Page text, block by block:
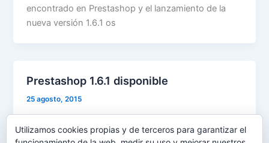
encontrado en Prestashop y el lanzamiento de la
nueva versión 1.6.1 os
Prestashop 1.6.1 disponible
25 agosto, 2015
disponible. Existen más de 500 mejoras entre las
Utilizamos cookies propias y de terceros para garantizar el